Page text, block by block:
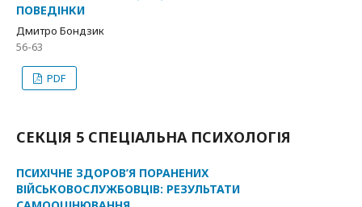
ПОВЕДІНКИ
Дмитро Бондзик
56-63
PDF
СЕКЦІЯ 5 СПЕЦІАЛЬНА ПСИХОЛОГІЯ
ПСИХІЧНЕ ЗДОРОВ’Я ПОРАНЕНИХ
ВІЙСЬКОВОСЛУЖБОВЦІВ: РЕЗУЛЬТАТИ